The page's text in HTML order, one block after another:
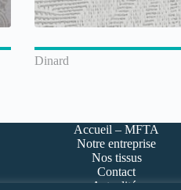
Dinard
Accueil – MFTA
Notre entreprise
Nos tissus
Contact
Actualités